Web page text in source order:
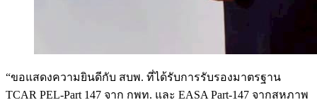
“ขอแสดงความยินดีกับ สบพ. ที่ได้รับการรับรองมาตรฐาน
TCAR PEL-Part 147 จาก กพท. และ EASA Part-147 จากสหภาพ